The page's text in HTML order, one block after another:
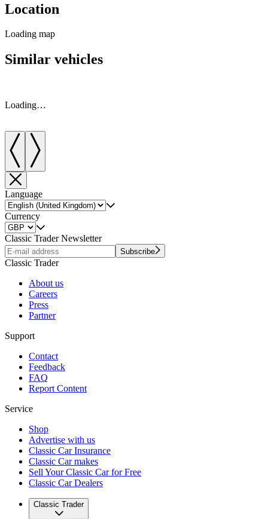
Location
Loading map
Similar vehicles
Loading…
Language
Currency
Classic Trader Newsletter
Subscribe
Classic Trader
About us
Careers
Press
Partner
Support
Contact
Feedback
FAQ
Report Content
Service
Shop
Advertise with us
Classic Car Insurance
Classic Car makes
Sell Your Classic Car for Free
Classic Car Dealers
Classic Trader